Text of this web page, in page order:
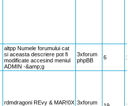
altpp Numele forumului cat
si aceasta descriere pot fi
modificate accesind meniul
ADMIN -&amp;g
3xforum
phpBB
6
rdmdragoni REvy & MAR!0X 3xforum